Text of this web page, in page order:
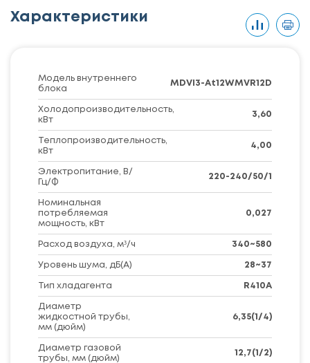
Характеристики
Модель внутреннего
блока
MDVI3-At12WMVR12D
Холодопроизводительность,
кВт
3,60
Теплопроизводительность,
кВт
4,00
Электропитание, В/
Гц/Ф
220-240/50/1
Номинальная
потребляемая
мощность, кВт
0,027
Расход воздуха, м³/ч 340~580
Уровень шума, дБ(A) 28~37
Тип хладагента R410A
Диаметр
жидкостной трубы,
мм (дюйм)
6,35(1/4)
Диаметр газовой
трубы, мм (дюйм)
12,7(1/2)